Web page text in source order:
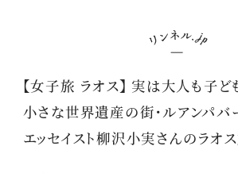
【女子旅 ラオス】 実は大人も子ど
小さな世界遺産の街・ルアンパバ
エッセイスト柳沢小実さんのラオ